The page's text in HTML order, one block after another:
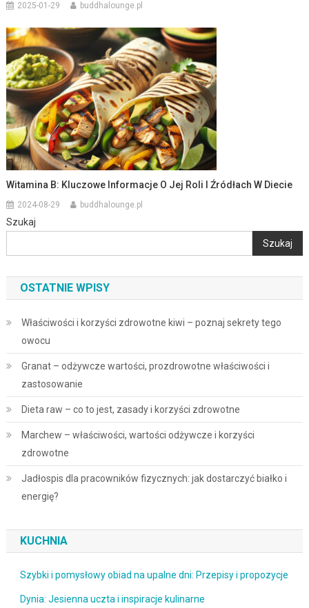
2025-01-29 buddhalounge.pl
Witamina B: Kluczowe Informacje O Jej Roli I Źródłach W Diecie
2024-08-29 buddhalounge.pl
Szukaj
Szukaj
OSTATNIE WPISY
Właściwości i korzyści zdrowotne kiwi – poznaj sekrety tego
owocu
Granat – odżywcze wartości, prozdrowotne właściwości i
zastosowanie
Dieta raw – co to jest, zasady i korzyści zdrowotne
Marchew – właściwości, wartości odżywcze i korzyści
zdrowotne
Jadłospis dla pracowników fizycznych: jak dostarczyć białko i
energię?
KUCHNIA
Szybki i pomysłowy obiad na upalne dni: Przepisy i propozycje
Dynia: Jesienna uczta i inspiracje kulinarne